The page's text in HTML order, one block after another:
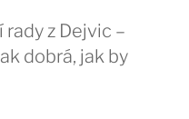
z Dejvic –
dobrá, jak by